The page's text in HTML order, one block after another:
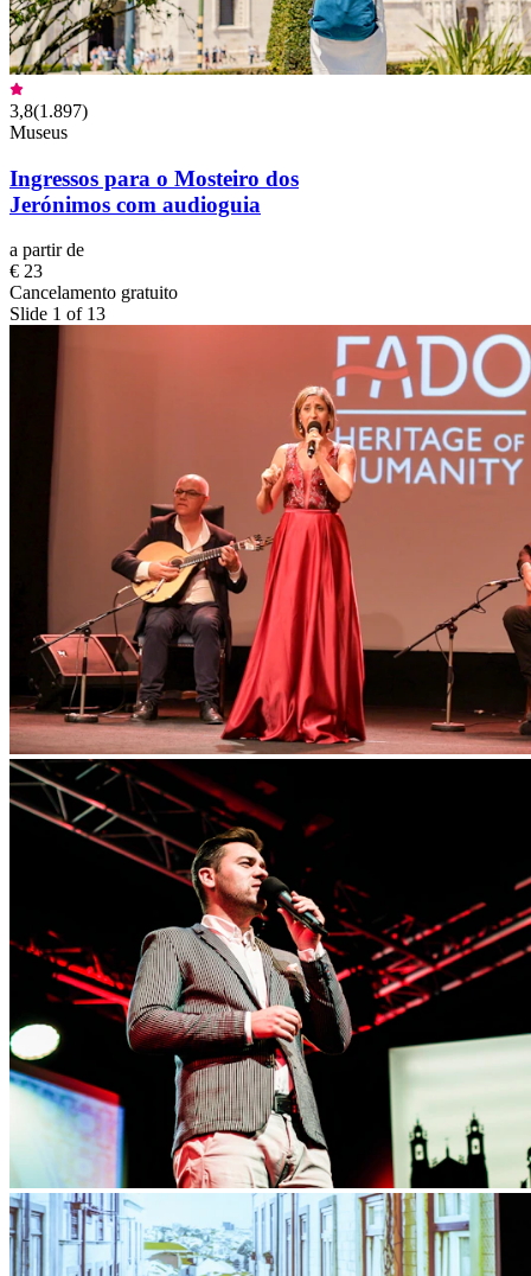
3,8(1.897)
Museus
Ingressos para o Mosteiro dos
Jerónimos com audioguia
a partir de
€ 23
Cancelamento gratuito
Slide 1 of 13